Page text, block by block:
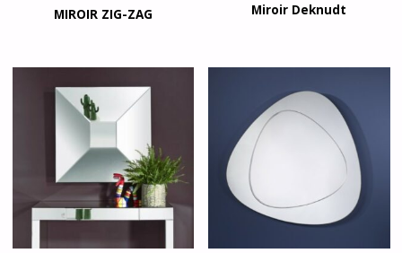
MIROIR ZIG-ZAG Miroir Deknudt